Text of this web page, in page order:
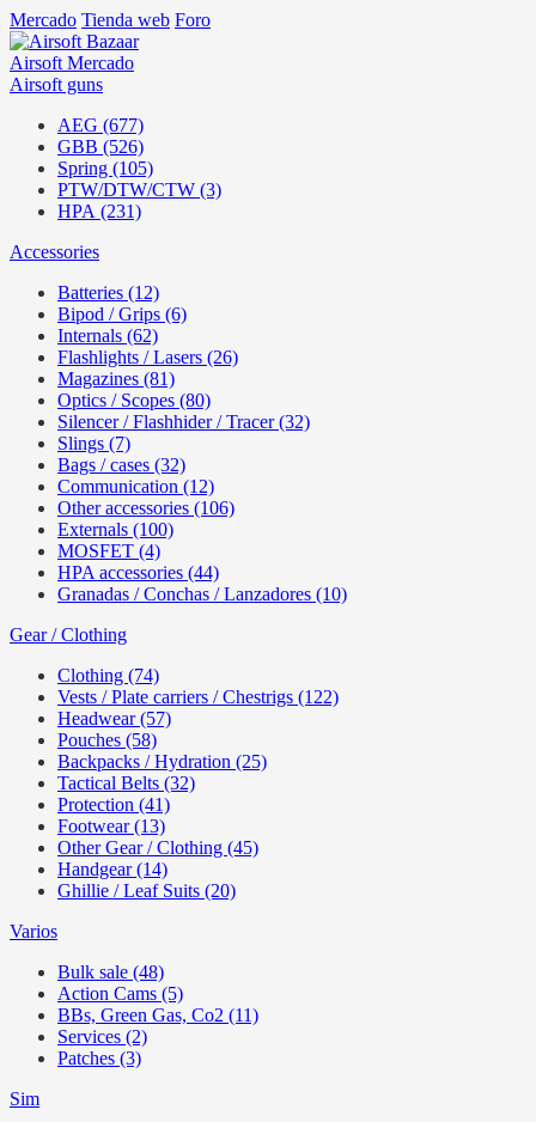
Mercado Tienda web Foro
Airsoft Mercado
Airsoft guns
AEG (677)
GBB (526)
Spring (105)
PTW/DTW/CTW (3)
HPA (231)
Accessories
Batteries (12)
Bipod / Grips (6)
Internals (62)
Flashlights / Lasers (26)
Magazines (81)
Optics / Scopes (80)
Silencer / Flashhider / Tracer (32)
Slings (7)
Bags / cases (32)
Communication (12)
Other accessories (106)
Externals (100)
MOSFET (4)
HPA accessories (44)
Granadas / Conchas / Lanzadores (10)
Gear / Clothing
Clothing (74)
Vests / Plate carriers / Chestrigs (122)
Headwear (57)
Pouches (58)
Backpacks / Hydration (25)
Tactical Belts (32)
Protection (41)
Footwear (13)
Other Gear / Clothing (45)
Handgear (14)
Ghillie / Leaf Suits (20)
Varios
Bulk sale (48)
Action Cams (5)
BBs, Green Gas, Co2 (11)
Services (2)
Patches (3)
Sim